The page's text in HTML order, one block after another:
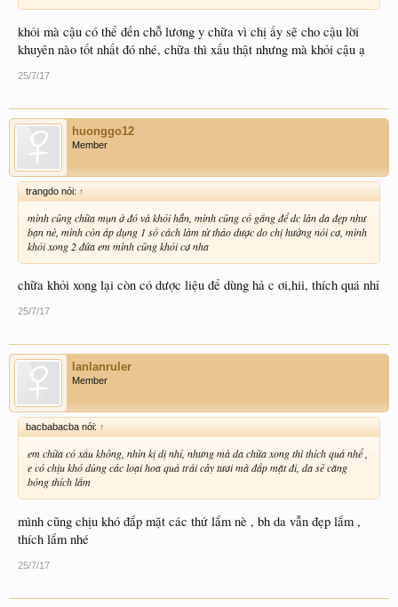
khỏi mà cậu có thể đến chỗ lương y chữa vì chị ấy sẽ cho cậu lời
khuyên nào tốt nhất đó nhé, chữa thì xấu thật nhưng mà khỏi cậu ạ
25/7/17
huonggo12
Member
trangdo nói: ↑
mình cũng chữa mụn ở đó và khỏi hẳn, mình cũng cố gắng để dc làn da đẹp như
bạn nè, mình còn áp dụng 1 số cách làm từ thảo dược do chị hường nói cơ, mình
khỏi xong 2 đứa em mình cũng khỏi cơ nha
chữa khỏi xong lại còn có dược liệu để dùng hả c ơi,hii, thích quá nhỉ
25/7/17
lanlanruler
Member
bacbabacba nói: ↑
em chữa có xấu không, nhìn kị dị nhỉ, nhưng mà da chữa xong thì thích quá nhể ,
e có chịu khó dùng các loại hoa quả trái cây tươi mà đắp mặt đi, da sẽ căng
bóng thích lắm
mình cũng chịu khó đắp mặt các thứ lắm nè , bh da vẫn đẹp lắm ,
thích lắm nhé
25/7/17